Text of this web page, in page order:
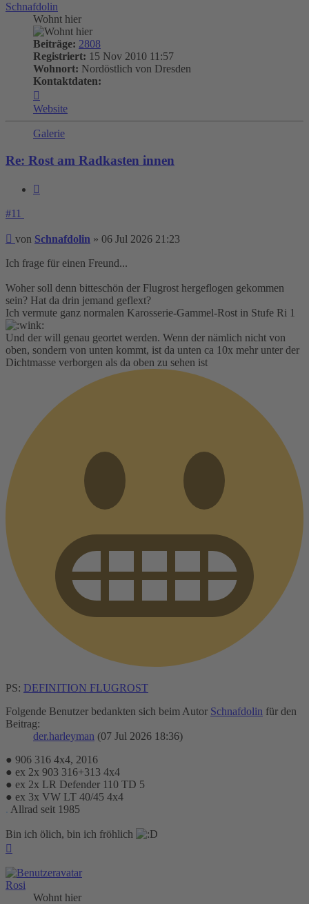
Schnafdolin
Wohnt hier
Beiträge: 2808
Registriert: 15 Nov 2010 11:57
Wohnort: Nordöstlich von Dresden
Kontaktdaten:
von
Schnafdolin
Website
Galerie
Re: Rost am Radkasten innen
#11
Beitrag
von Schnafdolin » 06 Jul 2026 21:23
Ich frage für einen Freund...
Woher soll denn bitteschön der Flugrost hergeflogen gekommen
sein? Hat da drin jemand geflext?
Ich vermute ganz normalen Karosserie-Gammel-Rost in Stufe Ri 1
Und der will genau geortet werden. Wenn der nämlich nicht von
oben, sondern von unten kommt, ist da unten ca 10x mehr unter der
Dichtmasse verborgen als da oben zu sehen ist
PS: DEFINITION FLUGROST
Folgende Benutzer bedankten sich beim Autor Schnafdolin für den
Beitrag:
der.harleyman (07 Jul 2026 18:36)
● 906 316 4x4, 2016
● ex 2x 903 316+313 4x4
● ex 2x LR Defender 110 TD 5
● ex 3x VW LT 40/45 4x4
. Allrad seit 1985
Bin ich ölich, bin ich fröhlich
Rosi
Wohnt hier